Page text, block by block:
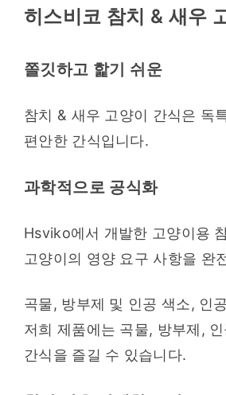
히스비코 참치 & 새우
쫄깃하고 핥기 쉬운
참치 & 새우 고양이 간식은 독
편안한 간식입니다.
과학적으로 공식화
Hsviko에서 개발한 고양이용
고양이의 영양 요구 사항을 완
곡물, 방부제 및 인공 색소, 인
저희 제품에는 곡물, 방부제,
간식을 즐길 수 있습니다.